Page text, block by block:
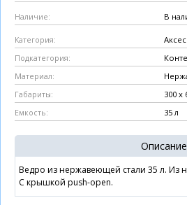
Наличие: В
Категория:
Подкатегория:
Материал:
Габариты: 300 х
Емкость: 35 л
Описание
Ведро из нержавеющей стали 35 л. Из
С крышкой push-open.